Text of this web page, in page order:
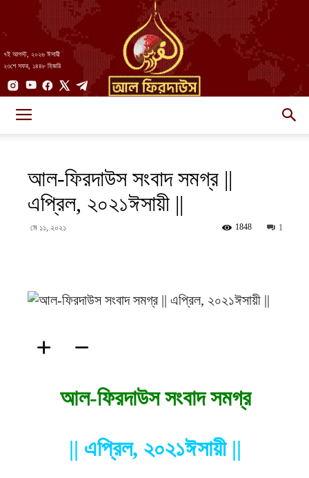
৭ই আগস্ট, ২০২৬ ঈসায়ী
২৩শে সফর, ১৪৪৮ হিজরি
||
আল-ফিরদাউস সংবাদ সমগ্র ||
এপ্রিল, ২০২১ঈসায়ী ||
মে ১১, ২০২১ 1
1848
আল-ফিরদাউস সংবাদ সমগ্র
|| এপ্রিল, ২০২১ঈসায়ী ||